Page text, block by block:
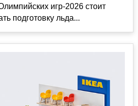
игр-2026 стоит
подготовку льда...